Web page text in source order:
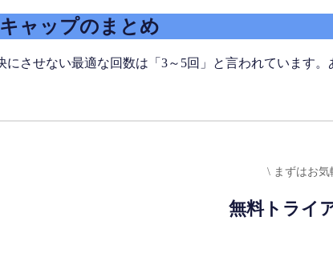
ャップのまとめ
にさせない最適な回数は「3～5回」と言われています
\ まずはお気
無料トライ